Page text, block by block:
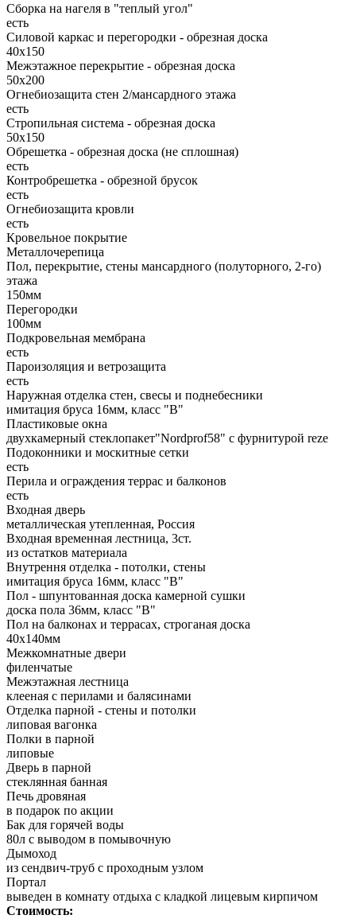
Сборка на нагеля в "теплый угол"
есть
Силовой каркас и перегородки - обрезная доска
40х150
Межэтажное перекрытие - обрезная доска
50х200
Огнебиозащита стен 2/мансардного этажа
есть
Стропильная система - обрезная доска
50х150
Обрешетка - обрезная доска (не сплошная)
есть
Контробрешетка - обрезной брусок
есть
Огнебиозащита кровли
есть
Кровельное покрытие
Металлочерепица
Пол, перекрытие, стены мансардного (полуторного, 2-го)
этажа
150мм
Перегородки
100мм
Подкровельная мембрана
есть
Пароизоляция и ветрозащита
есть
Наружная отделка стен, свесы и поднебесники
имитация бруса 16мм, класс "В"
Пластиковые окна
двухкамерный стеклопакет"Nordprof58" с фурнитурой reze
Подоконники и москитные сетки
есть
Перила и ограждения террас и балконов
есть
Входная дверь
металлическая утепленная, Россия
Входная временная лестница, 3ст.
из остатков материала
Внутрення отделка - потолки, стены
имитация бруса 16мм, класс "В"
Пол - шпунтованная доска камерной сушки
доска пола 36мм, класс "B"
Пол на балконах и террасах, строганая доска
40x140мм
Межкомнатные двери
филенчатые
Межэтажная лестница
клееная с перилами и балясинами
Отделка парной - стены и потолки
липовая вагонка
Полки в парной
липовые
Дверь в парной
стеклянная банная
Печь дровяная
в подарок по акции
Бак для горячей воды
80л с выводом в помывочную
Дымоход
из сендвич-труб с проходным узлом
Портал
выведен в комнату отдыха с кладкой лицевым кирпичом
Стоимость: